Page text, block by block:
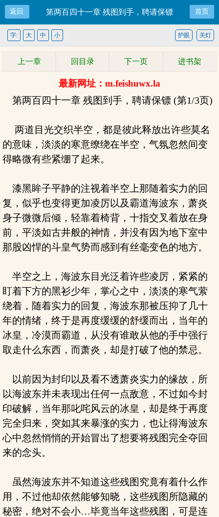
返回 第两百四十一章 残图到手，聘请保镖 首页
关灯
护眼
字: 大 中 小
上一章 回目录 下一页 进书架
最新网址：m.feishuwx.la
第两百四十一章 残图到手，聘请保镖 (第1/3页)
两道目光交织半空，都是彼此释放出许些莫名
的意味，淡淡的寒意缭绕在半空，气氛忽然间变
得略微有些紧绷了起来。
漆黑眸子平静的注视着半空上那随着实力的回
复，似乎也变得更加凌厉以及霸道海波东，萧炎
身子微微后倾，轻靠着椅背，十指交叉着放在身
前，平淡如古井般的神情，并没有因为地下室中
那股凶悍的斗皇气势而感到有丝毫变色的地方。
半空之上，海波东目光泛着许些凌厉，紧紧的
盯着下方的黑衫少年，掌心之中，淡淡的寒气萦
绕着，随着实力的回复，海波东那被压抑了几十
年的情绪，终于是再度缓缓的舒缓而出，当年的
冰皇，冷漠而霸道，从没有谁敢从他的手中强行
取走什么东西，而萧炎，却是打破了他的禁忌。
以前因为封印以及看不透萧炎实力的缘故，所
以海波东并未表现出任何一点敌意，不过如今封
印破解，当年那叱咤风云的冰皇，却是终于再度
完全归来，突如其来暴涨的实力，也让得海波东
心中忽然悄悄的开始冒出了想要将残图完全夺回
来的念头。
虽然海波东并不知道这些残图究竟有着什么作
用，不过他却依然能够知晓，这些残图所隐藏的
秘密，绝对不会小…毕竟当年这些残图，可是连